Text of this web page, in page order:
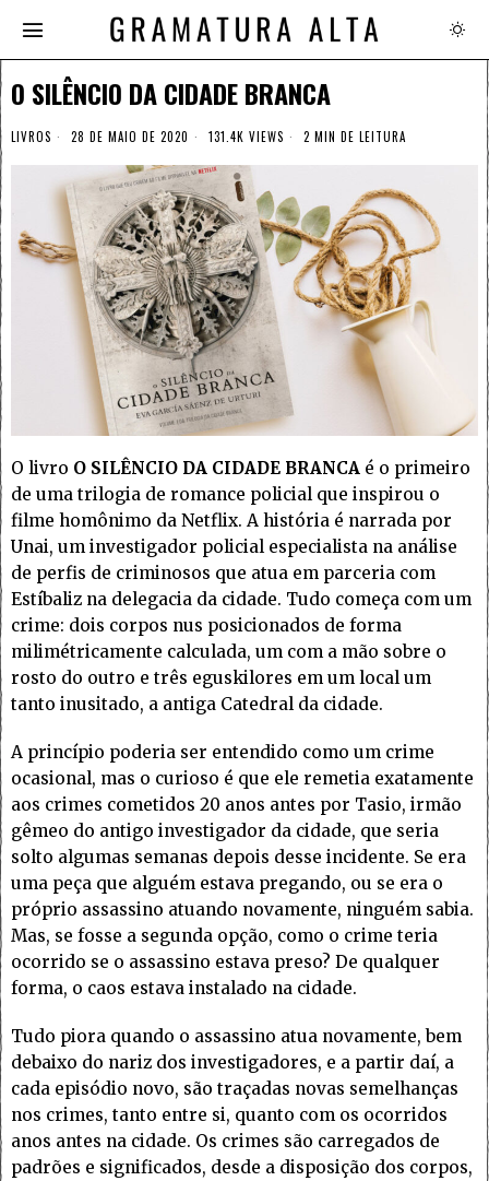
O SILÊNCIO DA CIDADE BRANCA
LIVROS 28 DE MAIO DE 2020 131.4K VIEWS 2 MIN DE LEITURA
O livro O SILÊNCIO DA CIDADE BRANCA é o primeiro
de uma trilogia de romance policial que inspirou o
filme homônimo da Netflix. A história é narrada por
Unai, um investigador policial especialista na análise
de perfis de criminosos que atua em parceria com
Estíbaliz na delegacia da cidade. Tudo começa com um
crime: dois corpos nus posicionados de forma
milimétricamente calculada, um com a mão sobre o
rosto do outro e três eguskilores em um local um
tanto inusitado, a antiga Catedral da cidade.
A princípio poderia ser entendido como um crime
ocasional, mas o curioso é que ele remetia exatamente
aos crimes cometidos 20 anos antes por Tasio, irmão
gêmeo do antigo investigador da cidade, que seria
solto algumas semanas depois desse incidente. Se era
uma peça que alguém estava pregando, ou se era o
próprio assassino atuando novamente, ninguém sabia.
Mas, se fosse a segunda opção, como o crime teria
ocorrido se o assassino estava preso? De qualquer
forma, o caos estava instalado na cidade.
Tudo piora quando o assassino atua novamente, bem
debaixo do nariz dos investigadores, e a partir daí, a
cada episódio novo, são traçadas novas semelhanças
nos crimes, tanto entre si, quanto com os ocorridos
anos antes na cidade. Os crimes são carregados de
padrões e significados, desde a disposição dos corpos,